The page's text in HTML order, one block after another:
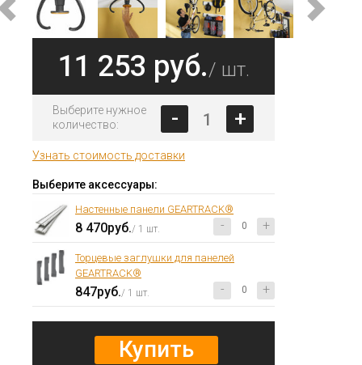
11 253 руб./ шт.
Выберите нужное
количество:
- +
Узнать стоимость доставки
Выберите аксессуары:
Настенные панели GEARTRACK®
8 470руб./ 1 шт. - +
Торцевые заглушки для панелей
GEARTRACK®
847руб./ 1 шт. - +
Купить